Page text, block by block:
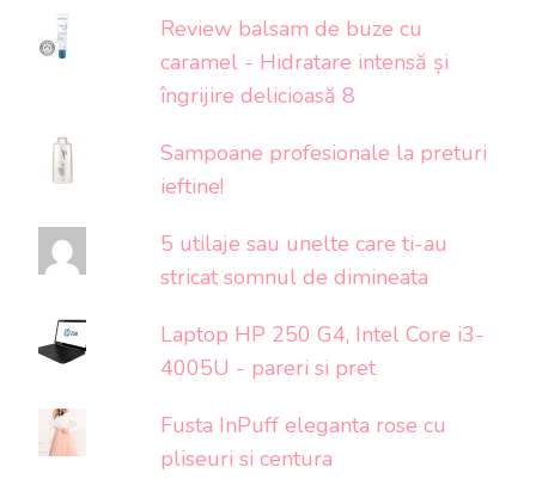
Review balsam de buze cu
caramel - Hidratare intensă și
îngrijire delicioasă 8
Sampoane profesionale la preturi
ieftine!
5 utilaje sau unelte care ti-au
stricat somnul de dimineata
Laptop HP 250 G4, Intel Core i3-
4005U - pareri si pret
Fusta InPuff eleganta rose cu
pliseuri si centura